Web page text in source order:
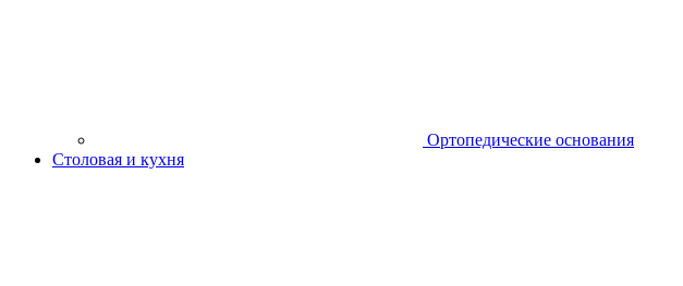
Ортопедические основания
Столовая и кухня